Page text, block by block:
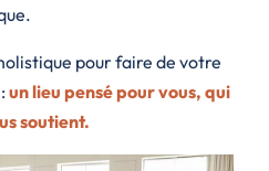
pour faire de votre
un lieu pensé pour vous, qui
soutient.